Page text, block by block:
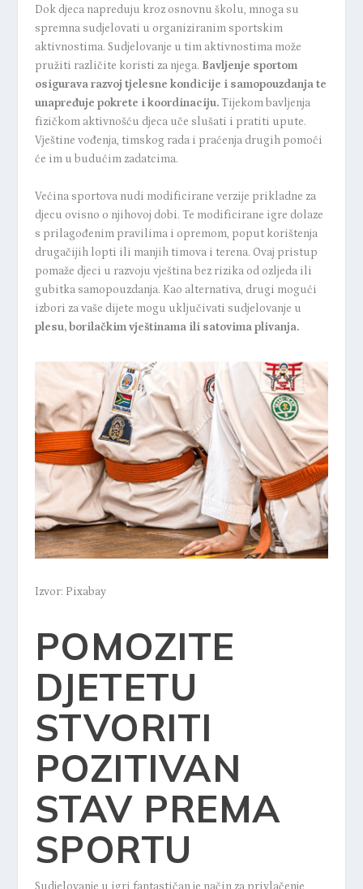
Dok djeca napreduju kroz osnovnu školu, mnoga su
spremna sudjelovati u organiziranim sportskim
aktivnostima. Sudjelovanje u tim aktivnostima može
pružiti različite koristi za njega. Bavljenje sportom
osigurava razvoj tjelesne kondicije i samopouzdanjate
unapređuje pokrete i koordinaciju.Tijekom bavljenja
fizičkom aktivnošću djeca uče slušati i pratiti upute.
Vještine vođenja, timskog rada i praćenja drugih pomoći
će im u budućim zadatcima.
Većina sportova nudi modificirane verzije prikladne za
djecu ovisno o njihovoj dobi. Te modificirane igre dolaze
s prilagođenim pravilima i opremom, poput korištenja
drugačijih lopti ili manjih timova i terena. Ovaj pristup
pomaže djeci u razvoju vještina bez rizika od ozljeda ili
gubitka samopouzdanja. Kao alternativa, drugi mogući
izbori za vaše dijete mogu uključivati sudjelovanje u
plesu, borilačkim vještinama ili satovima plivanja.
Izvor: Pixabay
POMOZITE
DJETETU
STVORITI
POZITIVAN
STAV PREMA
SPORTU